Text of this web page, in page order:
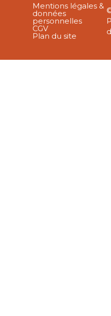
Mentions légales &
données
personnelles
CGV
Plan du site